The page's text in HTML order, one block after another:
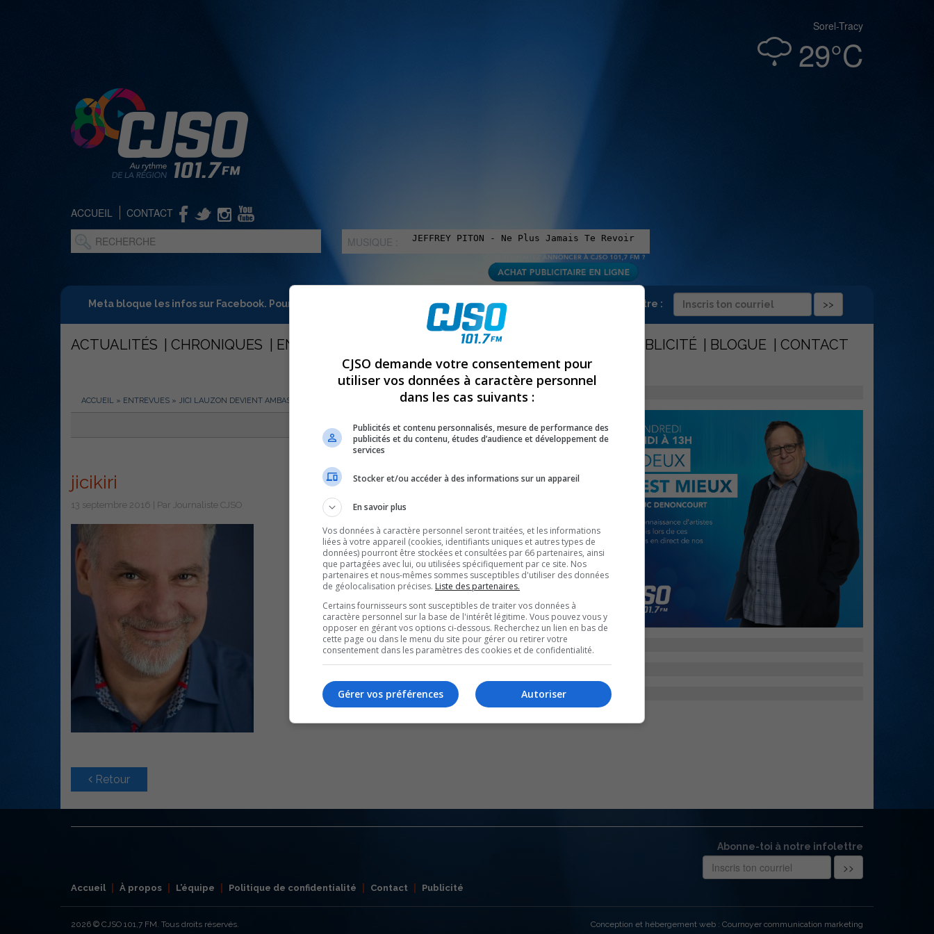
Sorel-Tracy
29°C
ACCUEIL CONTACT
MUSIQUE :
Meta bloque les infos sur Facebook. Pour ne rien manquer à Sorel-Tracy et la région, abonne-toi à notre infolettre :
ACTUALITÉS CHRONIQUES ENTREVUES ÉMISSIONS PUBLICITÉ BLOGUE CONTACT
ACCUEIL » ENTREVUES » JICI LAUZON DEVIENT AMBASSADEUR DE LA SOCIÉTÉ D’AMÉNAGEMENT DE LA BAIE LAVALLIÈRE
PARTAGEZ
jicikiri
13 septembre 2016 | Par Journaliste CJSO
Retour
Abonne-toi à notre infolettre
Accueil À propos L’équipe Politique de confidentialité Contact Publicité
2026 © CJSO 101,7 FM. Tous droits réservés. Conception et hébergement web : Cournoyer communication marketing
CJSO demande votre consentement pour
utiliser vos données à caractère personnel
dans les cas suivants :
Publicités et contenu personnalisés, mesure de performance des
publicités et du contenu, études d’audience et développement de
services
Stocker et/ou accéder à des informations sur un appareil
En savoir plus
Vos données à caractère personnel seront traitées, et les informations
liées à votre appareil (cookies, identifiants uniques et autres types de
données) pourront être stockées et consultées par 66 partenaires, ainsi
que partagées avec lui, ou utilisées spécifiquement par ce site. Nos
partenaires et nous-mêmes sommes susceptibles d'utiliser des données
de géolocalisation précises. Liste des partenaires.
Certains fournisseurs sont susceptibles de traiter vos données à
caractère personnel sur la base de l'intérêt légitime. Vous pouvez vous y
opposer en gérant vos options ci-dessous. Recherchez un lien en bas de
cette page ou dans le menu du site pour gérer ou retirer votre
consentement dans les paramètres des cookies et de confidentialité.
Autoriser
Gérer vos préférences